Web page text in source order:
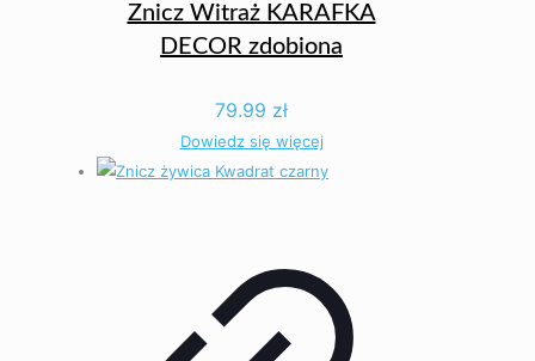
Znicz Witraż KARAFKA
DECOR zdobiona
79.99 zł
Dowiedz się więcej